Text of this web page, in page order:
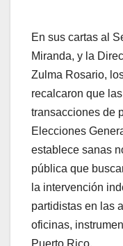
En sus cartas al
Miranda, y la
Zulma Rosario,
recalcaron que
transacciones de
Elecciones
establece sanas
pública que
la intervención
partidistas en las
oficinas,
Puerto Rico.